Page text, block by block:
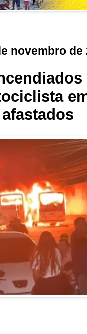
novembro de